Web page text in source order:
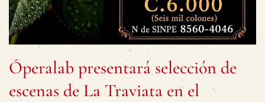
Óperalab presentará selección de
escenas de La Traviata en el